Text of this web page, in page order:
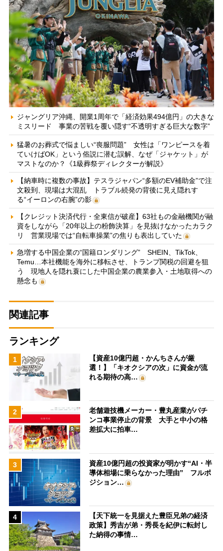
ジャングリア沖縄、開業1周年で「経済効果494億円」の大きな
ミスリード 事業の苦戦を覆い隠す“不透明すぎる巨大な数字”
猛暑のお葬式で悩ましい“喪服問題” 女性は「ワンピースを着
ていけばOK」という俗説に潜む誤解、なぜ「ジャケット」が
マストなのか？《1級葬祭ディレクターが解説》
【納車時に複数の事故】テスラジャパン“多額のEV補助金”で注
文殺到、現場は大混乱 トラブル続発の背後に見え隠れす
る“イーロンの右腕”の影
【クレジット決済代行・全東信が破産】63社もの金融機関が融
資をしながら「20年以上の粉飾決算」を見抜けなかったカラク
リ 営業現場では“自転車操業”の焦りも表出していた
急増する中国企業の“国籍ロンダリング” SHEIN、TikTok、
Temu…本社機能を海外に移転させ、トランプ関税の回避を狙
う 現地人を隠れ蓑にした中国企業の農業参入・土地取得への
懸念も
関連記事
ランキング
1
【資産10億円超・かんちさんが厳
選！】「キオクシアの次」に資金が流
れる期待の高…
2
老舗遊技機メーカー・豊丸産業がパチ
ンコ事業停止の背景 大手と中小の格
差拡大に拍車…
3
資産10億円超の投資家が明かす“AI・半
導体相場に乗らなかった理由” フルポ
ジション…
4
【天下統一を見据えた豊臣兄弟の経済
政策】秀吉が弟・秀長を紀伊に転封し
た納得の事情…